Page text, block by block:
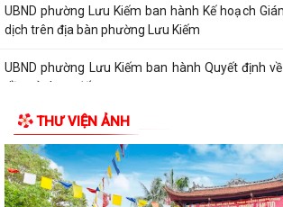
PHƯỜNG LƯU KIẾM TỔ CHỨC CÁC ĐOÀN
TRI ÂN CÁC ANH HÙNG LIỆT SĨ NHÂN KỶ NIỆM 79...
PHƯỜNG LƯU KIẾM TỔ CHỨC LỄ DÂNG HƯƠNG,
ANH HÙNG LIỆT SĨ NHÂN KỶ NIỆM 79 NĂM...
QUY ĐỊNH SỐ 208-QĐ/TW VỀ THI HÀNH ĐIỀU LỆ
Báo Đại biểu nhân dân đưa tin: Phường Lưu Kiếm
nâng cao hiệu quả hoạt động...
THƯ VIỆN ẢNH